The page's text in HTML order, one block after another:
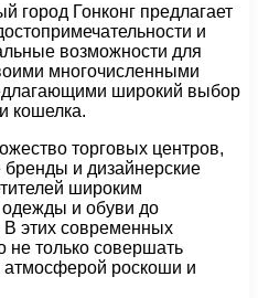
город Гонконг предлагает
и
возможности для
многочисленными
широкий выбор
кошелка.
торговых центров,
и дизайнерские
широким
одежды и обуви до
В этих современных
не только совершать
атмосферой роскоши и